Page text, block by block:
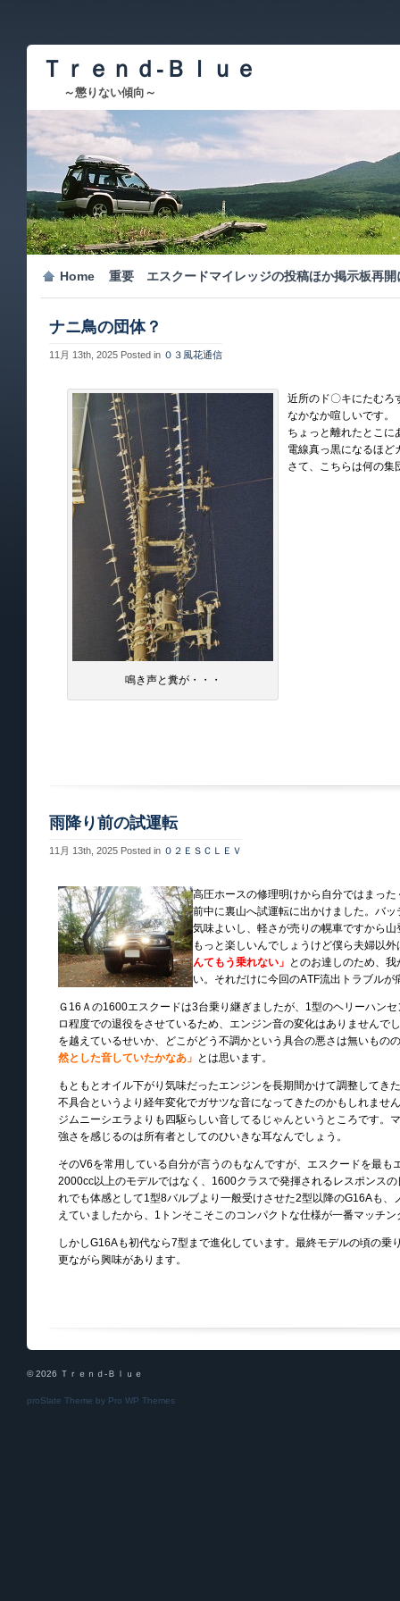
Ｔｒｅｎｄ-Ｂｌｕｅ
～懲りない傾向～
Home 重要 エスクードマイレッジの投稿ほか掲示板再開
ナニ鳥の団体？
11月 13th, 2025 Posted in ０３風花通信
鳴き声と糞が・・・
近所のド〇キにたむろ
なかなか喧しいです。
ちょっと離れたとこに
電線真っ黒になるほど
さて、こちらは何の集
雨降り前の試運転
11月 13th, 2025 Posted in ０２ＥＳＣＬＥＶ
高圧ホースの修理明けから自分ではまっ
前中に裏山へ試運転に出かけました。バ
気味よいし、軽さが売りの幌車ですから
もっと楽しいんでしょうけど僕ら夫婦以
んてもう乗れない」 とのお達しのため、
い。それだけに今回のAТF流出トラブルが
Ｇ16Ａの1600エスクードは3台乗り継ぎましたが、1型のヘリーハン
ロ程度での退役をさせているため、エンジン音の変化はありませんで
を越えているせいか、どこがどう不調かという具合の悪さは無いもの
然とした音していたかなあ」 とは思います。
もともとオイル下がり気味だったエンジンを長期間かけて調整してき
不具合というより経年変化でガサツな音になってきたのかもしれませ
ジムニーシエラよりも四駆らしい音してるじゃんというところです。
強さを感じるのは所有者としてのひいきな耳なんでしょう。
そのV6を常用している自分が言うのもなんですが、エスクードを最も
2000cc以上のモデルではなく、1600クラスで発揮されるレスポンス
れでも体感として1型8バルブより一般受けさせた2型以降のG16Aも
えていましたから、1トンそこそこのコンパクトな仕様が一番マッチ
しかしG16Aも初代なら7型まで進化しています。最終モデルの頃の乗
更ながら興味があります。
© 2026 Ｔｒｅｎｄ-Ｂｌｕｅ
proSlate Theme by Pro WP Themes